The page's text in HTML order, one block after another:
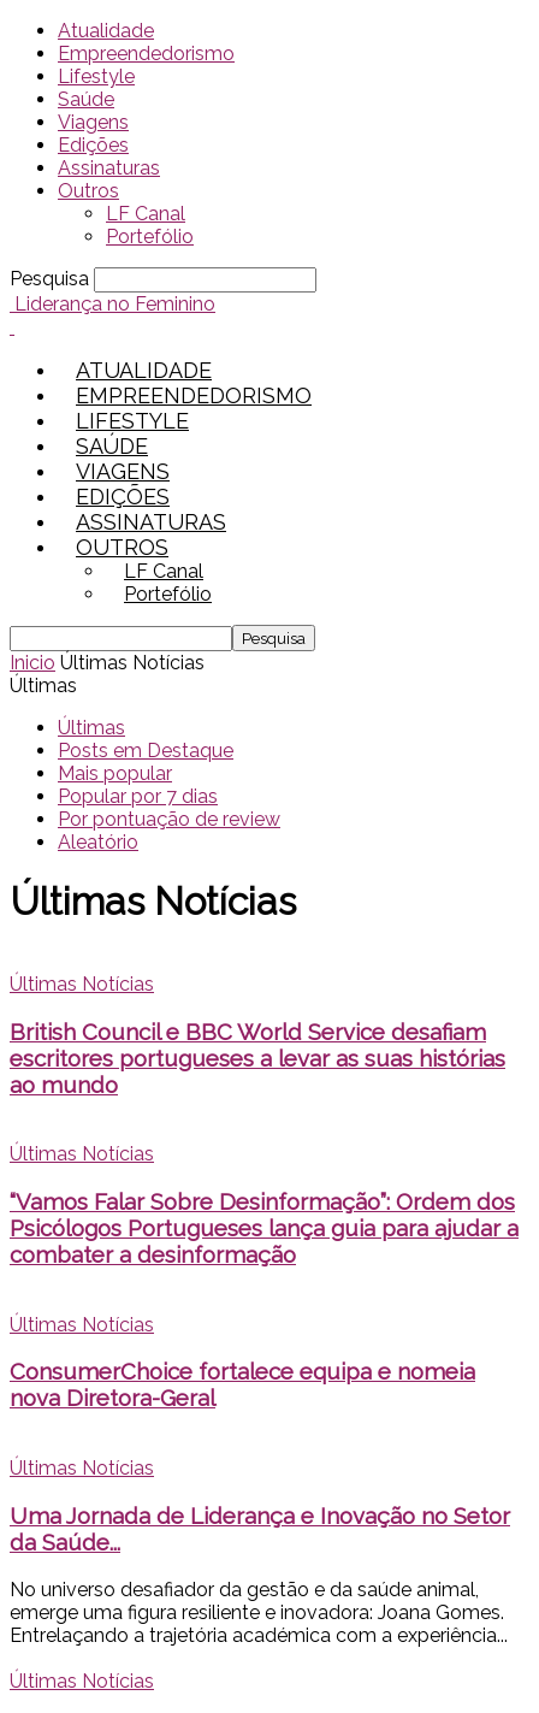
Atualidade
Empreendedorismo
Lifestyle
Saúde
Viagens
Edições
Assinaturas
Outros
LF Canal
Portefólio
Pesquisa
Liderança no Feminino
ATUALIDADE
EMPREENDEDORISMO
LIFESTYLE
SAÚDE
VIAGENS
EDIÇÕES
ASSINATURAS
OUTROS
LF Canal
Portefólio
Inicio Últimas Notícias
Últimas
Últimas
Posts em Destaque
Mais popular
Popular por 7 dias
Por pontuação de review
Aleatório
Últimas Notícias
Últimas Notícias
British Council e BBC World Service desafiam
escritores portugueses a levar as suas histórias
ao mundo
Últimas Notícias
“Vamos Falar Sobre Desinformação”: Ordem dos
Psicólogos Portugueses lança guia para ajudar a
combater a desinformação
Últimas Notícias
ConsumerChoice fortalece equipa e nomeia
nova Diretora-Geral
Últimas Notícias
Uma Jornada de Liderança e Inovação no Setor
da Saúde...
No universo desafiador da gestão e da saúde animal,
emerge uma figura resiliente e inovadora: Joana Gomes.
Entrelaçando a trajetória académica com a experiência...
Últimas Notícias